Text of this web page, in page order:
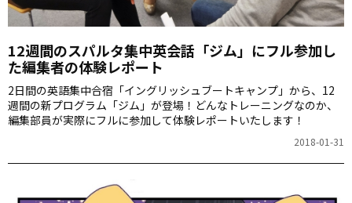
12週間のスパルタ集中英会話「ジム」にフル参加し
た編集者の体験レポート
2日間の英語集中合宿「イングリッシュブートキャンプ」から、12
週間の新プログラム「ジム」が登場！どんなトレーニングなのか、
編集部員が実際にフルに参加して体験レポートいたします！
2018-01-31